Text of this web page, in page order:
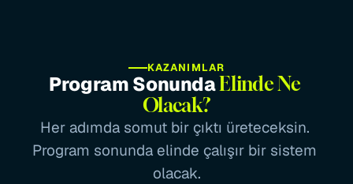
KAZANIMLAR
Program Sonunda Elinde Ne
Olacak?
Her adımda somut bir çıktı üreteceksin.
Program sonunda elinde çalışır bir sistem
olacak.